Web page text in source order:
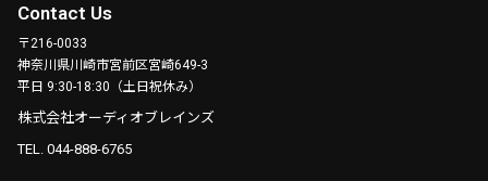
Contact Us
〒216-0033
神奈川県川崎市宮前区宮崎649-3
平日 9:30-18:30（土日祝休み）
株式会社オーディオブレインズ
TEL. 044-888-6765